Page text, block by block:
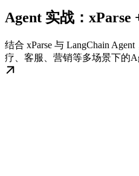
Agent 实战：xParse
结合 xParse 与 LangChain
疗、客服、营销等多场景下的